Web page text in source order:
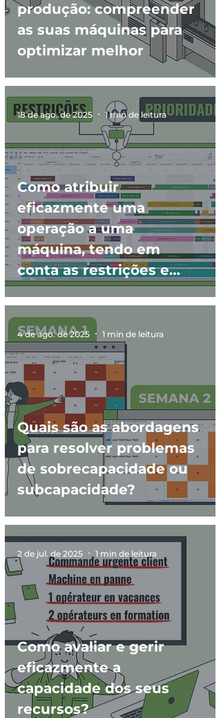
produção: compreender
as suas máquinas para
optimizar melhor
Como atribuir
eficazmente uma
operação a uma
máquina, tendo em
conta as restrições e
prioridades?
18 de ago. de 2025 1 min de leitura
Quais são as abordagens
para resolver problemas
de sobrecapacidade ou
subcapacidade?
4 de ago. de 2025 1 min de leitura
Como avaliar e gerir
eficazmente a
capacidade dos seus
recursos?
2 de jul. de 2025 1 min de leitura